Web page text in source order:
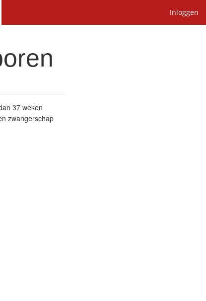
Inloggen
37 weken
zwangerschap